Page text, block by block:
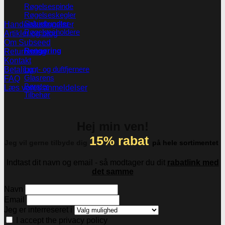
Røgelsespinde
Røgelseskegler
Salviebundter
Røgelsesholdere
Rengøring
Lugt- og duftfjernere
Glasrens
Børster
Tilbehør
Handelsbetingelser
Artikler og blog
Om Subseed
Returnering
Kontakt
Betaling
FAQ
Læs vores anmeldelser
15% rabat på hele sortimentet
Indtast dit navn og email - så modtager du dit rabatlink med
det samme
Navn
Email
Jeg er interreseret i
I accept the privacy policy